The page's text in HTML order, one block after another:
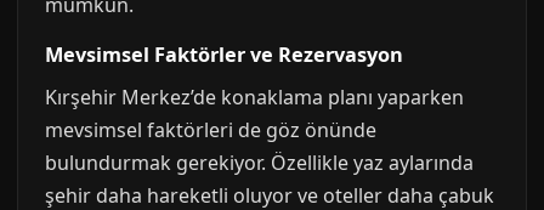
Mevsimsel Faktörler ve Rezervasyon
Kırşehir Merkez’de konaklama planı yaparken
mevsimsel faktörleri de göz önünde
bulundurmak gerekiyor. Özellikle yaz aylarında
şehir daha hareketli oluyor ve oteller daha çabuk